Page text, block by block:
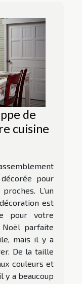
de
cuisine
pour
L’un
est
pour votre
Noël parfaite
mais il y a
De la taille
couleurs et
y a beaucoup